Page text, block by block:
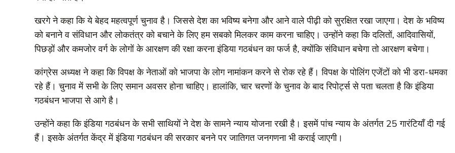
खरगे ने कहा कि ये बेहद महत्वपूर्ण चुनाव है। जिससे देश का भविष्य बनेगा और आने वाले पीढ़ी को सुरक्षित रखा जाएगा। देश के भविष्य
को बनाने व संविधान और लोकतंत्र को बचाने के लिए हम सबको मिलकर काम करना चाहिए। उन्होंने कहा कि दलितों, आदिवासियों,
पिछड़ों और कमजोर वर्ग के लोगों के आरक्षण की रक्षा करना इंडिया गठबंधन का फर्ज है, क्योंकि संविधान बचेगा तो आरक्षण बचेगा।
कांग्रेस अध्यक्ष ने कहा कि विपक्ष के नेताओं को भाजपा के लोग नामांकन करने से रोक रहे हैं। विपक्ष के पोलिंग एजेंटों को भी डरा-धमका
रहे हैं। चुनाव में सभी के लिए समान अवसर होना चाहिए। हालांकि, चार चरणों के चुनाव के बाद रिपोर्ट्स से पता चलता है कि इंडिया
गठबंधन भाजपा से आगे है।
उन्होंने कहा कि इंडिया गठबंधन के सभी साथियों ने देश के सामने न्याय योजना रखी है। इसमें पांच न्याय के अंतर्गत 25 गारंटियाँ दी गई
हैं। इसके अंतर्गत केंद्र में इंडिया गठबंधन की सरकार बनने पर जातिगत जनगणना भी कराई जाएगी।